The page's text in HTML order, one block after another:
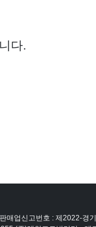
다.
매업신고번호 : 제2022-경